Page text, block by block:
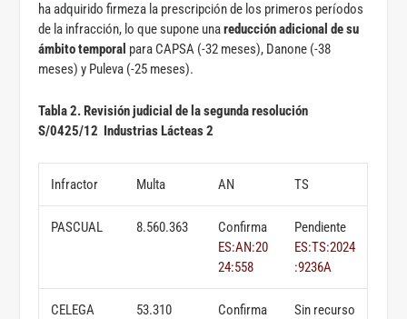
ha adquirido firmeza la prescripción de los primeros períodos
de la infracción, lo que supone unareducción adicional de su
ámbito temporal para CAPSA (-32 meses), Danone (-38
meses) y Puleva (-25 meses).
Tabla 2. Revisión judicial de la segunda resolución
S/0425/12 Industrias Lácteas 2
Infractor Multa AN TS
PASCUAL 8.560.363
Confirma
ES:AN:20
24:558
Pendiente
ES:TS:2024
:9236A
CELEGA 53.310
Confirma
Sin recurso